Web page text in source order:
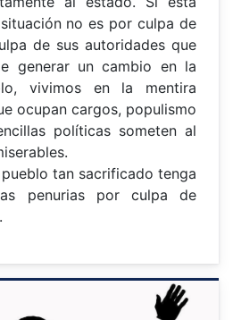
no es por culpa de
de sus autoridades que
generar un cambio en la
vivimos en la mentira
ocupan cargos, populismo
políticas someten al
tan sacrificado tenga
penurias por culpa de